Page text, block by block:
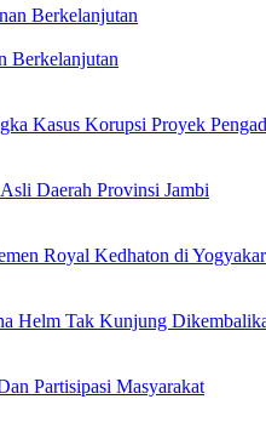
Berkelanjutan
Kasus Korupsi Proyek
Daerah Provinsi Jambi
Royal Kedhaton di
Helm Tak Kunjung
Partisipasi Masyarakat